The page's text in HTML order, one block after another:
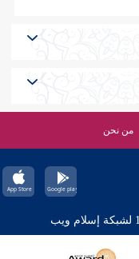
من نحن